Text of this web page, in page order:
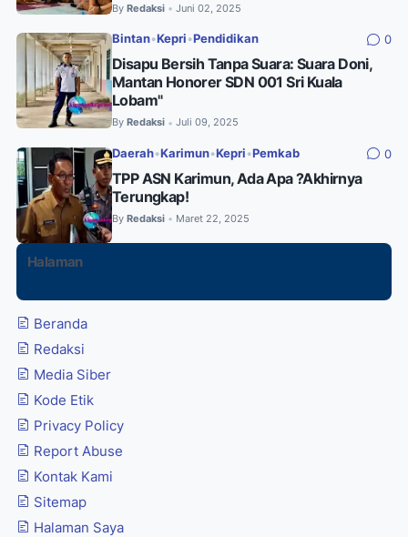
By Redaksi • Juni 02, 2025
Bintan•Kepri •Pendidikan 0
Disapu Bersih Tanpa Suara: Suara Doni,
Mantan Honorer SDN 001 Sri Kuala
Lobam"
By Redaksi • Juli 09, 2025
Daerah•Karimun•Kepri •Pemkab 0
TPP ASN Karimun, Ada Apa ?Akhirnya
Terungkap!
By Redaksi • Maret 22, 2025
Halaman
Beranda
Redaksi
Media Siber
Kode Etik
Privacy Policy
Report Abuse
Kontak Kami
Sitemap
Halaman Saya